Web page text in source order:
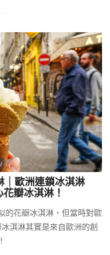
｜歐洲連鎖冰淇淋
瓣冰淇淋！
的花瓣冰淇淋，但當時對歐
淇淋其實是來自歐洲的創